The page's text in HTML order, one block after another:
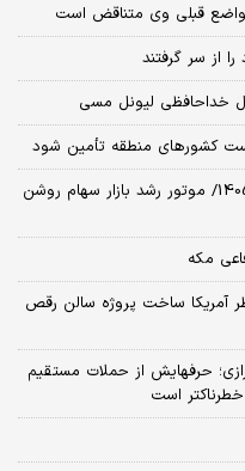
مواضع قبلی وی متناقض است
از سر گرفتند
خداحافظی لیونل مسی
کشورهای منطقه تأمین شود
پیش بینی بورس فردا شنبه 17 مردادماه 1405/ موتور رشد بازار سهام روشن
مکه
آمریکا ساخت پروژه سالن رقص
حرفهایش از حملات مستقیم
خطرناکتر است